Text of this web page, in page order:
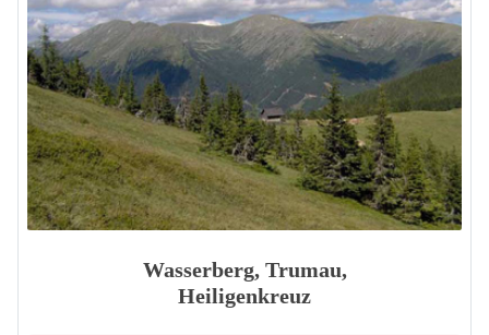
Wasserberg, Trumau,
Heiligenkreuz